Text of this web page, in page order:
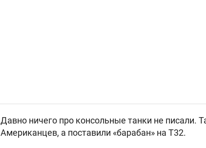
Давно ничего про консольные танки не писали.
Американцев, а поставили «барабан» на T32.